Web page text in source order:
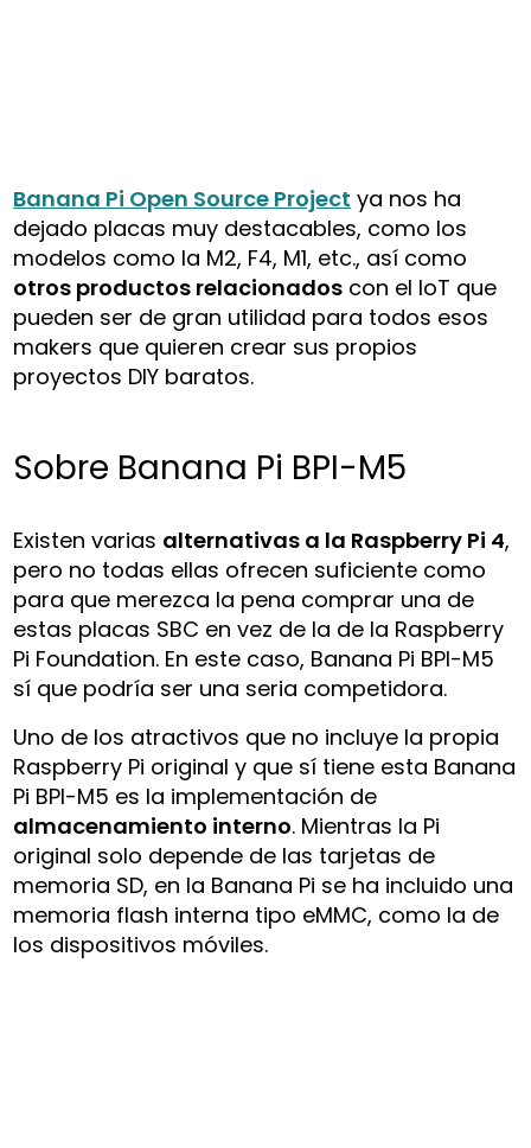
Banana Pi Open Source Project ya nos ha
dejado placas muy destacables, como los
modelos como la M2, F4, M1, etc., así como
otros productos relacionados con el IoT que
pueden ser de gran utilidad para todos esos
makers que quieren crear sus propios
proyectos DIY baratos.
Sobre Banana Pi BPI-M5
Existen varias alternativas a la Raspberry Pi 4,
pero no todas ellas ofrecen suficiente como
para que merezca la pena comprar una de
estas placas SBC en vez de la de la Raspberry
Pi Foundation. En este caso, Banana Pi BPI-M5
sí que podría ser una seria competidora.
Uno de los atractivos que no incluye la propia
Raspberry Pi original y que sí tiene esta Banana
Pi BPI-M5 es la implementación de
almacenamiento interno. Mientras la Pi
original solo depende de las tarjetas de
memoria SD, en la Banana Pi se ha incluido una
memoria flash interna tipo eMMC, como la de
los dispositivos móviles.